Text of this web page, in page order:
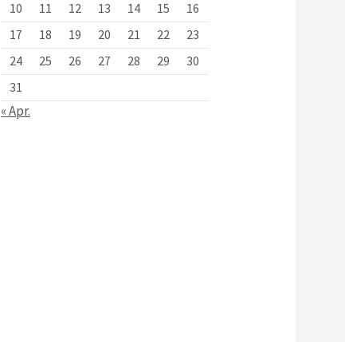
10
11 12 13 14 15
16
17
18 19 20 21 22
23
24
25 26 27 28 29
30
31
« Apr.